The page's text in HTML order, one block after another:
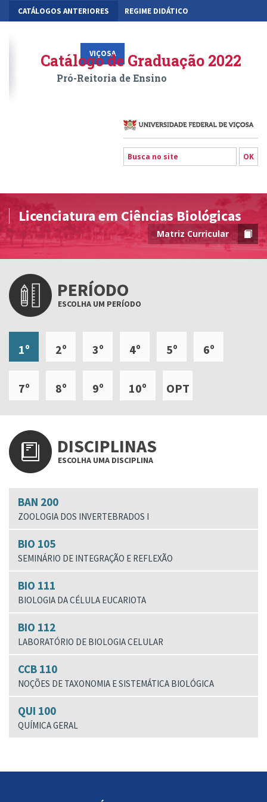
CATÁLOGOS ANTERIORES REGIME DIDÁTICO
VIÇOSA RIO PARANAÍBA FLORESTAL
Catálogo de Graduação 2022
Pró-Reitoria de Ensino
Licenciatura em Ciências Biológicas
Matriz Curricular
PERÍODO
ESCOLHA UM PERÍODO
1º 2º 3º 4º 5º 6º
7º 8º 9º 10º OPT
DISCIPLINAS
ESCOLHA UMA DISCIPLINA
BAN 200
ZOOLOGIA DOS INVERTEBRADOS I
BIO 105
SEMINÁRIO DE INTEGRAÇÃO E REFLEXÃO
BIO 111
BIOLOGIA DA CÉLULA EUCARIOTA
BIO 112
LABORATÓRIO DE BIOLOGIA CELULAR
CCB 110
NOÇÕES DE TAXONOMIA E SISTEMÁTICA BIOLÓGICA
QUI 100
QUÍMICA GERAL